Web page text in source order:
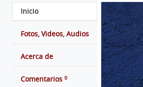
Inicio
Fotos, Videos, Audios
Acerca de
Comentarios 0